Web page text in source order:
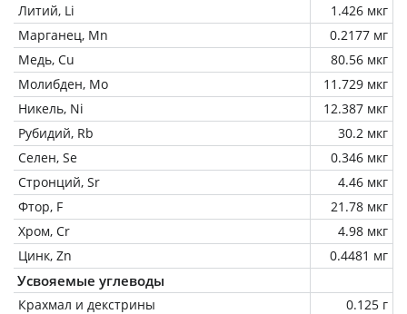
Литий, Li
1.426 мкг
Марганец, Mn
0.2177 мг
Медь, Cu
80.56 мкг
Молибден, Mo
11.729 мкг
Никель, Ni
12.387 мкг
Рубидий, Rb
30.2 мкг
Селен, Se
0.346 мкг
Стронций, Sr
4.46 мкг
Фтор, F
21.78 мкг
Хром, Cr
4.98 мкг
Цинк, Zn
0.4481 мг
Усвояемые углеводы
Крахмал и декстрины
0.125 г